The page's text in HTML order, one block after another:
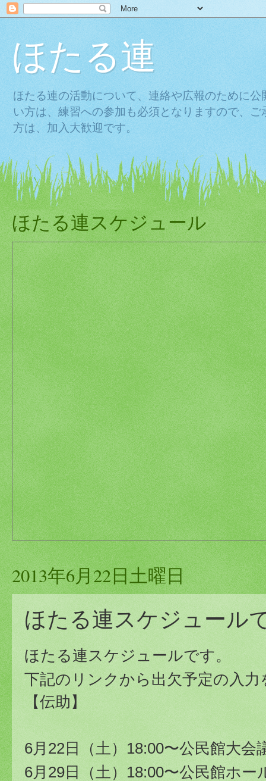
ほたる連
ほたる連の活動について、連絡や広報のために
い方は、練習への参加も必須となりますので、
方は、加入大歓迎です。
ほたる連スケジュール
2013年6月22日土曜日
ほたる連スケジュール
ほたる連スケジュールです。
下記のリンクから出欠予定の入
【伝助】
6月22日（土）18:00〜公民館大会
6月29日（土）18:00〜公民館ホー